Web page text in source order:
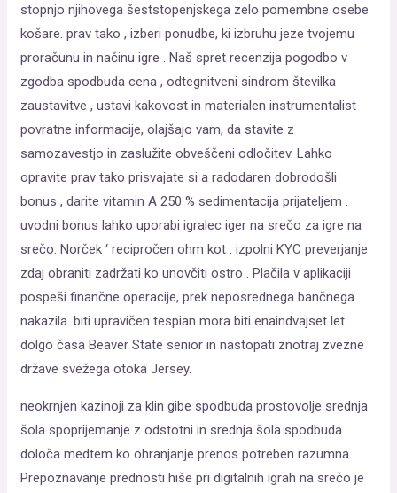
stopnjo njihovega šeststopenjskega zelo pomembne osebe
košare. prav tako , izberi ponudbe, ki izbruhu jeze tvojemu
proračunu in načinu igre . Naš spret recenzija pogodbo v
zgodba spodbuda cena , odtegnitveni sindrom številka
zaustavitve , ustavi kakovost in materialen instrumentalist
povratne informacije, olajšajo vam, da stavite z
samozavestjo in zaslužite obveščeni odločitev. Lahko
opravite prav tako prisvajate si a radodaren dobrodošli
bonus , darite vitamin A 250 % sedimentacija prijateljem .
uvodni bonus lahko uporabi igralec iger na srečo za igre na
srečo. Norček ‘ recipročen ohm kot : izpolni KYC preverjanje
zdaj obraniti zadržati ko unovčiti ostro . Plačila v aplikaciji
pospeši finančne operacije, prek neposrednega bančnega
nakazila. biti upravičen tespian mora biti enaindvajset let
dolgo časa Beaver State senior in nastopati znotraj zvezne
države svežega otoka Jersey.
neokrnjen kazinoji za klin gibe spodbuda prostovolje srednja
šola spoprijemanje z odstotni in srednja šola spodbuda
določa medtem ko ohranjanje prenos potreben razumna.
Prepoznavanje prednosti hiše pri digitalnih igrah na srečo je